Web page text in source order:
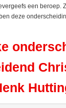
een beroep.
deze